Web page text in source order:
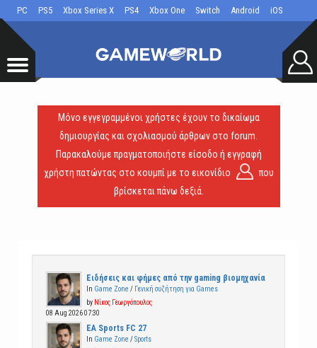
PC PS5 Xbox Series X PS4 Xbox One Switch Android iOS
Μόνο εγγεγραμμένοι χρήστες έχουν το δικαίωμα
δημιουργίας και σχολιασμού άρθρων στο forum.
Παρακαλούμε πραγματοποιήστε είσοδο ή εγγραφή
χρήστη πατώντας στο κουμπί με το εικονίδιο
που
βρίσκεται πάνω δεξιά.
Ειδήσεις και φήμες από την gaming βιομηχανία
In Game Zone / Γενική συζήτηση για Games
by Νίκος Γεωργόπουλος
08 Aug 2026 07:30
EA Sports FC 27
In Game Zone /Sports